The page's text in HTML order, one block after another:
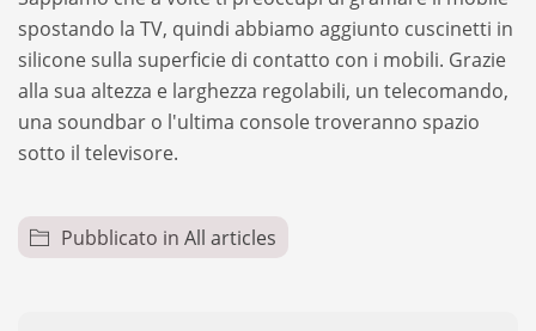
spostando la TV, quindi abbiamo aggiunto cuscinetti in
silicone sulla superficie di contatto con i mobili. Grazie
alla sua altezza e larghezza regolabili, un telecomando,
una soundbar o l'ultima console troveranno spazio
sotto il televisore.
Pubblicato in All articles